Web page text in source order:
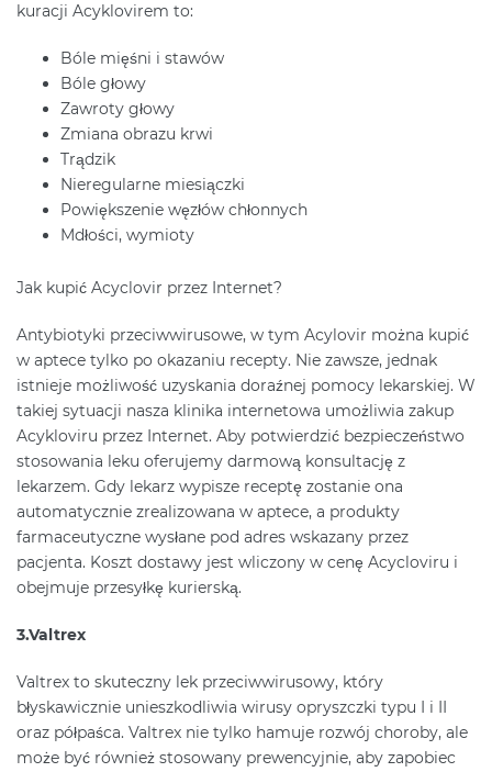
kuracji Acyklovirem to:
Bóle mięśni i stawów
Bóle głowy
Zawroty głowy
Zmiana obrazu krwi
Trądzik
Nieregularne miesiączki
Powiększenie węzłów chłonnych
Mdłości, wymioty
Jak kupić Acyclovir przez Internet?
Antybiotyki przeciwwirusowe, w tym Acylovir można kupić
w aptece tylko po okazaniu recepty. Nie zawsze, jednak
istnieje możliwość uzyskania doraźnej pomocy lekarskiej. W
takiej sytuacji nasza klinika internetowa umożliwia zakup
Acykloviru przez Internet. Aby potwierdzić bezpieczeństwo
stosowania leku oferujemy darmową konsultację z
lekarzem. Gdy lekarz wypisze receptę zostanie ona
automatycznie zrealizowana w aptece, a produkty
farmaceutyczne wysłane pod adres wskazany przez
pacjenta. Koszt dostawy jest wliczony w cenę Acycloviru i
obejmuje przesyłkę kurierską.
3.Valtrex
Valtrex to skuteczny lek przeciwwirusowy, który
błyskawicznie unieszkodliwia wirusy opryszczki typu I i II
oraz półpaśca. Valtrex nie tylko hamuje rozwój choroby, ale
może być również stosowany prewencyjnie, aby zapobiec